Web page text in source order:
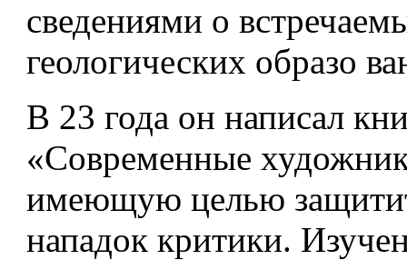
сведениями о
геологических образо­
В 23 года он написал
«Современные
имеющую целью
нападок кри­тики.